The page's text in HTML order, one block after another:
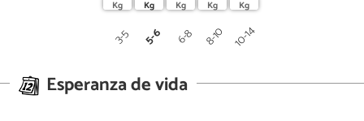
3-5 5-6 6-8 8-10 10-14
Esperanza de vida